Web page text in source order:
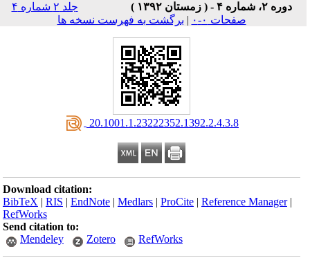
دوره ۲، شماره ۴ - ( زمستان ۱۳۹۲ )
جلد ۲ شماره ۴
صفحات ۰-۰
| برگشت به فهرست نسخه ها
‎ 20.1001.1.23222352.1392.2.4.3.8
Download citation:
BibTeX |RIS |EndNote |Medlars |ProCite |Reference Manager
RefWorks
Send citation to:
Mendeley
Zotero RefWorks